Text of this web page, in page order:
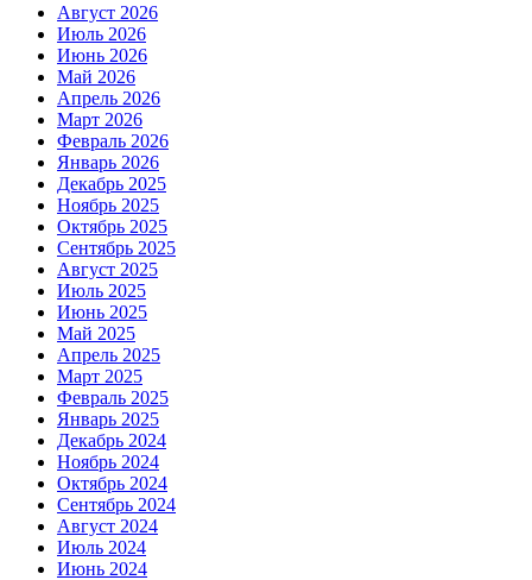
Август 2026
Июль 2026
Июнь 2026
Май 2026
Апрель 2026
Март 2026
Февраль 2026
Январь 2026
Декабрь 2025
Ноябрь 2025
Октябрь 2025
Сентябрь 2025
Август 2025
Июль 2025
Июнь 2025
Май 2025
Апрель 2025
Март 2025
Февраль 2025
Январь 2025
Декабрь 2024
Ноябрь 2024
Октябрь 2024
Сентябрь 2024
Август 2024
Июль 2024
Июнь 2024